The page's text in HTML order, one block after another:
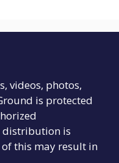
videos, photos,
is protected
distribution is
this may result in